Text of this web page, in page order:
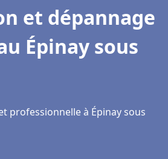
et dépannage
Épinay sous
professionnelle à Épinay sous